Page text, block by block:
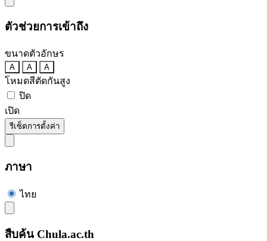
ตัวช่วยการเข้าถึง
ขนาดตัวอักษร
A A A
โหมดสีตัดกันสูง
ปิด
เปิด
รีเซ็ตการตั้งค่า
ภาษา
ไทย
สืบค้น Chula.ac.th